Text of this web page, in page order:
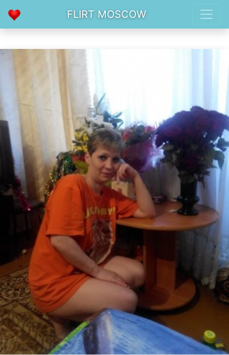
FLIRT MOSCOW